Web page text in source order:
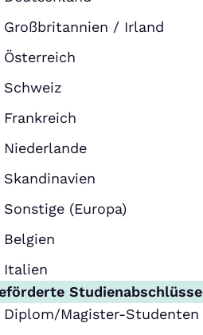
Großbritannien / Irland
Österreich
Schweiz
Frankreich
Niederlande
Skandinavien
Sonstige (Europa)
Belgien
Italien
Studienabschlüsse
Diplom/Magister-Studenten